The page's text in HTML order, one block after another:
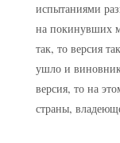
испытаниями
на покинувших
так, то версия
ушло и
версия, то на
страны,